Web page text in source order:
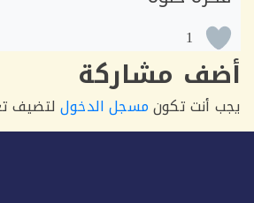
1
مشاركة
تكونمسجل الدخوللتضيف تعليقاً.